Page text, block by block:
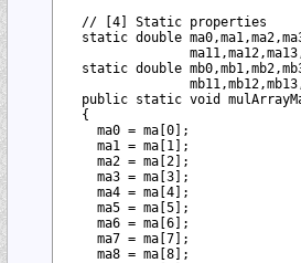
  // [4] Static properties
static double
static double
public static void
  {
    ma0 = ma[0];
    ma1 = ma[1];
    ma2 = ma[2];
    ma3 = ma[3];
    ma4 = ma[4];
    ma5 = ma[5];
    ma6 = ma[6];
    ma7 = ma[7];
    ma8 = ma[8];